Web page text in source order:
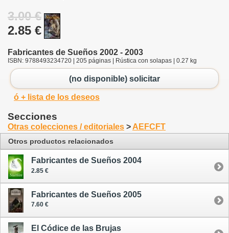
3.00 €
2.85 €
Fabricantes de Sueños 2002 - 2003
ISBN: 9788493234720 | 205 páginas | Rústica con solapas | 0.27 kg
(no disponible) solicitar
ó + lista de los deseos
Secciones
Otras colecciones / editoriales > AEFCFT
Otros productos relacionados
Fabricantes de Sueños 2004
2.85 €
Fabricantes de Sueños 2005
7.60 €
El Códice de las Brujas